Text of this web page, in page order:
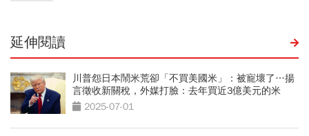
延伸閱讀
川普怨日本鬧米荒卻「不買美國米」：被寵壞了…揚
言徵收新關稅，外媒打臉：去年買近3億美元的米
2025-07-01